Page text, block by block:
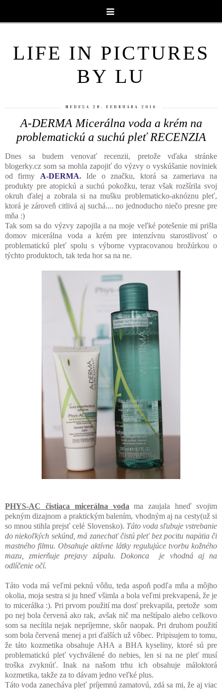
LIFE IN PICTURES
BY LU
NEDEĽA 28. FEBRUÁRA 2016
A-DERMA Micerálna voda a krém na
problematickú a suchú pleť RECENZIA
Dnes sa budem venovať recenzii, pretože vďaka stránke
blogerky.cz som sa mohla zapojiť do výzvy o vyskúšanie noviniek
od firmy A-DERMA.Ide o značku, ktorá sa zameriava na
produkty pre atopickú a suchú pokožku, teraz však rozšírila svoj
okruh ďalej a zobrala si na mušku problematicko-aknóznu pleť,
ktorá je zároveň citlivá aj suchá.... no jednoducho niečo presne pre
mňa :)
Tak som sa do výzvy zapojila a na moje veľké potešenie mi prišla
domov micerálna voda a krém pre intenzívnu starostlivosť o
problematickú pleť spolu s výborne vypracovanou brožúrkou o
týchto produktoch, tak teda hor sa na ne.
PHYS-AC čistiaca micerálna vodama zaujala hneď svojim
pekným dizajnom a praktickým balením, vhodným aj na cesty(už si
so mnou stihla prejsť celé Slovensko). Táto voda sľubuje vstrebanie
do niekoľkých sekúnd, má zanechať čistú pleť bez pocitu napätia či
mastného filmu. Obsahuje aktívne látky regulujúce tvorbu kožného
mazu, zmierňuje prejavy zápalu. Dokonca je vhodná aj na
odlíčenie očí.
Táto voda má veľmi peknú vôňu, teda aspoň podľa mňa a môjho
okolia, moja sestra si ju hneď všimla a bola veľmi prekvapená, že je
to micerálka :). Pri prvom použití ma dosť prekvapila, pretože som
po nej bola červená ako rak, avšak nič ma neštípalo alebo celkovo
som sa necítila nejak nepríjemne, skôr naopak. Pri druhom použití
som bola červená menej a pri ďalších už vôbec. Pripisujem to tomu,
že táto kozmetika obsahuje AHA a BHA kyseliny, ktoré sú pre
problematickú pleť vychválené do nebies, len si na ne pleť musí
troška zvyknúť. Inak na našom trhu ich obsahuje máloktorá
kozmetika, takže za to dávam jedno veľké plus.
Táto voda zanecháva pleť príjemnú zamatovú, zdá sa mi, že aj viac